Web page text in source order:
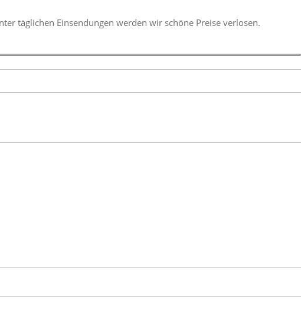
täglichen Einsendungen werden wir schöne Preise verlosen.